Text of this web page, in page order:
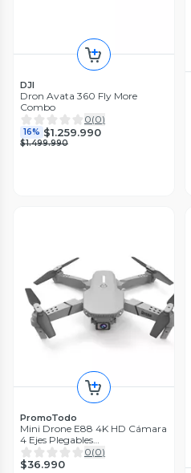
DJI
Dron Avata 360 Fly More
Combo
0(0)
16% $1.259.990
$1.499.990
PromoTodo
Mini Drone E88 4K HD Cámara
4 Ejes Plegables
Radiocontrolado
0(0)
$36.990